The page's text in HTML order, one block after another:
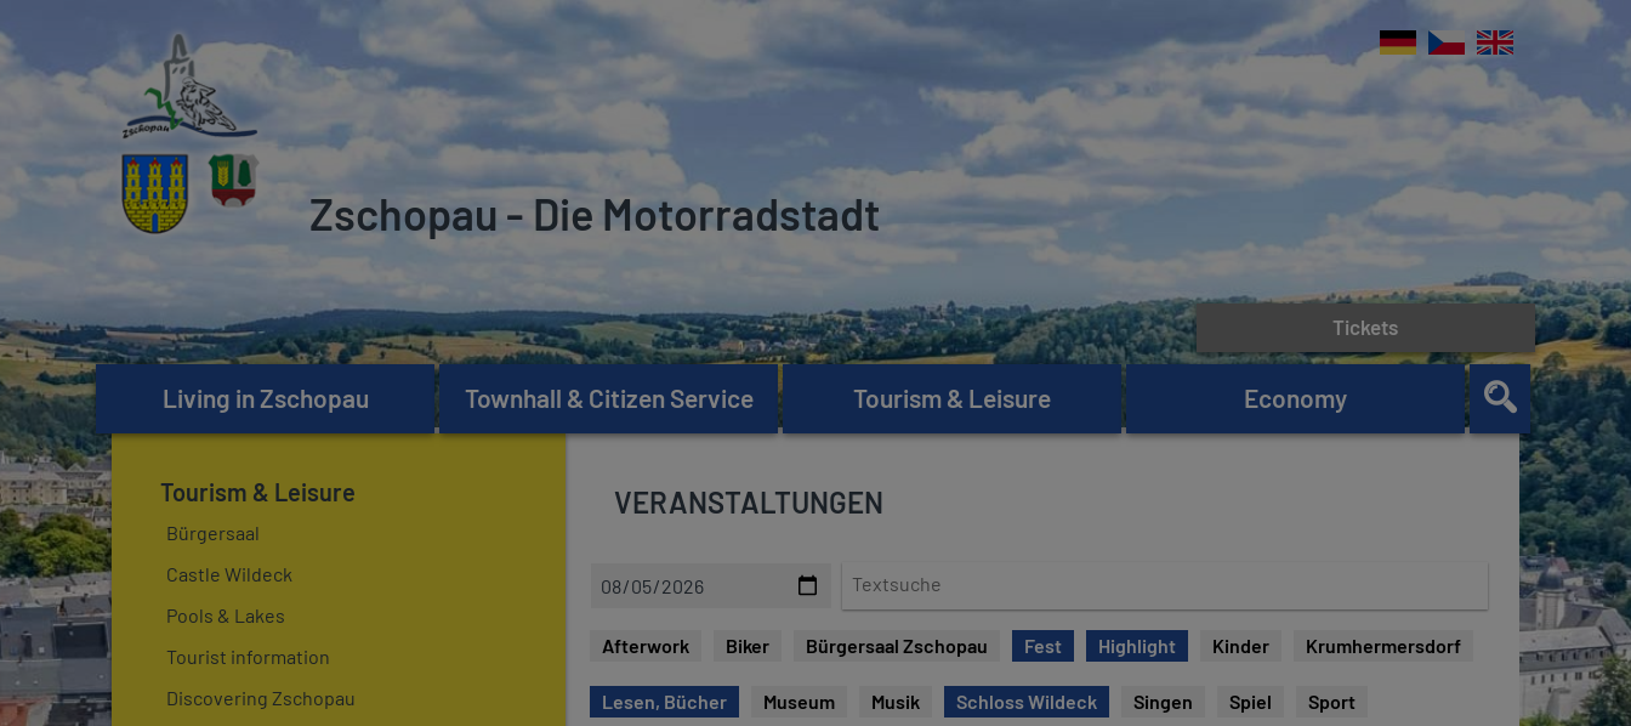
Zschopau - Die Motorradstadt
Living in Zschopau Townhall & Citizen Service Tourism & Leisure Economy
Tickets
Tourism & Leisure
Bürgersaal
Castle Wildeck
Pools & Lakes
Tourist information
Discovering Zschopau
VERANSTALTUNGEN
t
Afterwork Biker Bürgersaal Zschopau Fest Highlight Kinder Krumhermersdorf
Lesen, Bücher Museum Musik Schloss Wildeck Singen Spiel Sport